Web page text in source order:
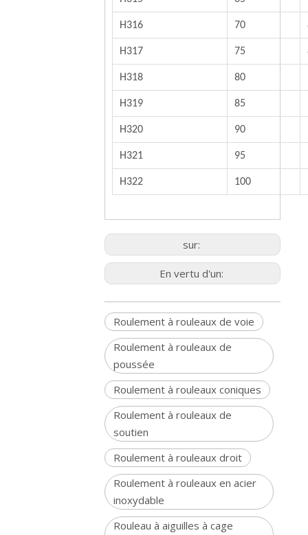
H316 70
H317 75
H318 80
H319 85
H320 90
H321 95
H322 100
sur:
En vertu d'un:
Roulement à rouleaux de voie
Roulement à rouleaux de
poussée
Roulement à rouleaux coniques
Roulement à rouleaux de
soutien
Roulement à rouleaux droit
Roulement à rouleaux en acier
inoxydable
Rouleau à aiguilles à cage